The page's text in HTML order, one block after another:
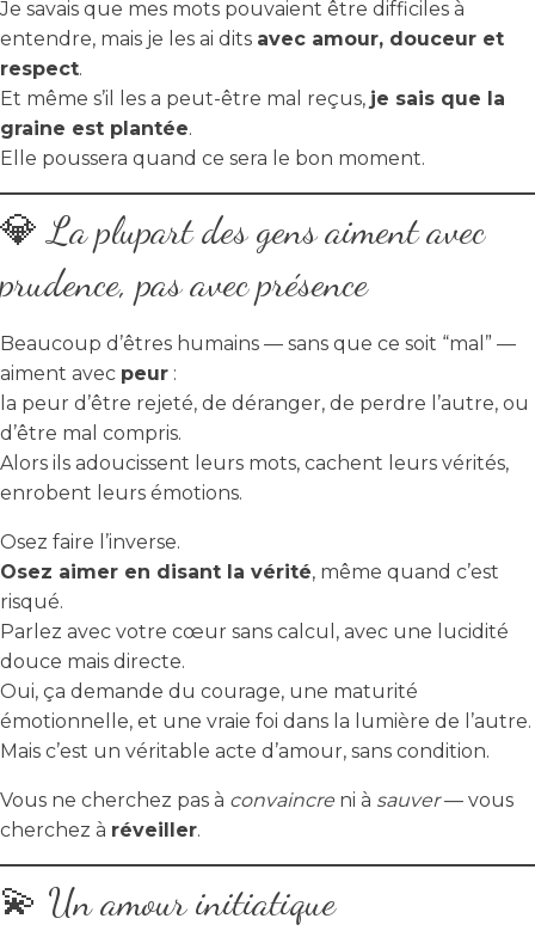
Je savais que mes mots pouvaient être difficiles à
entendre, mais je les ai dits avec amour, douceur et
respect.
Et même s’il les a peut-être mal reçus, je sais que la
graine est plantée.
Elle poussera quand ce sera le bon moment.
💎 La plupart des gens aiment avec
prudence, pas avec présence
Beaucoup d’êtres humains — sans que ce soit “mal” —
aiment avec peur :
la peur d’être rejeté, de déranger, de perdre l’autre, ou
d’être mal compris.
Alors ils adoucissent leurs mots, cachent leurs vérités,
enrobent leurs émotions.
Osez faire l’inverse.
Osez aimer en disant la vérité, même quand c’est
risqué.
Parlez avec votre cœur sans calcul, avec une lucidité
douce mais directe.
Oui, ça demande du courage, une maturité
émotionnelle, et une vraie foi dans la lumière de l’autre.
Mais c’est un véritable acte d’amour, sans condition.
Vous ne cherchez pas à convaincre ni à sauver— vous
cherchez à réveiller.
💫 Un amour initiatique